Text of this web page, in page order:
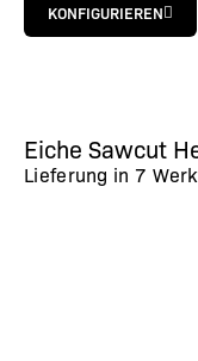
KONFIGURIEREN
Eiche Sawcut
Lieferung in 7